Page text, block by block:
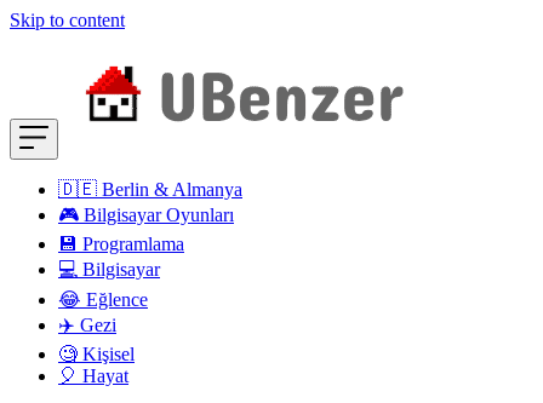
Skip to content
🇩🇪 Berlin & Almanya
🎮 Bilgisayar Oyunları
💾 Programlama
💻 Bilgisayar
😂 Eğlence
✈️ Gezi
🧐 Kişisel
🎈 Hayat